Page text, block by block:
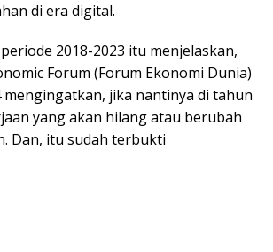
di era digital.
2018-2023 itu menjelaskan,
Forum (Forum Ekonomi Dunia)
mengingatkan, jika nantinya di tahun
yang akan hilang atau berubah
Dan, itu sudah terbukti